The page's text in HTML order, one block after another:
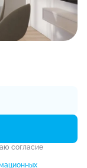
согласие